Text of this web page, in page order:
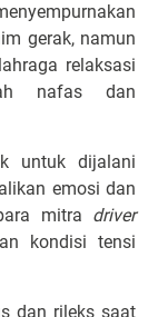
gerak, namun
relaksasi
nafas dan
untuk dijalani
emosi dan
mitra driver
kondisi tensi
dan rileks saat